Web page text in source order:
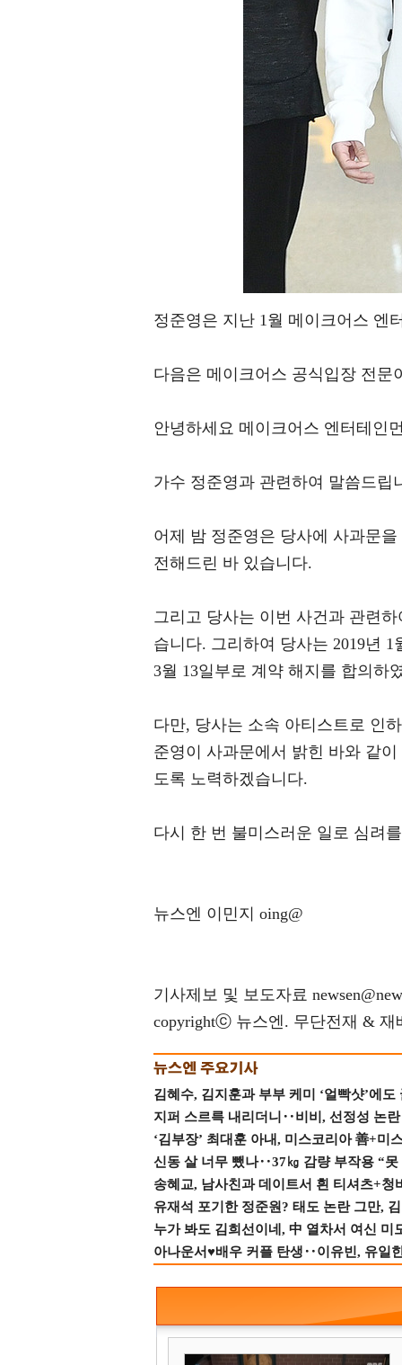
정준영은 지난 1월 메이크어스 엔
다음은 메이크어스 공식입장 전문
안녕하세요 메이크어스 엔터테인
가수 정준영과 관련하여 말씀드립
어제 밤 정준영은 당사에 사과문
전해드린 바 있습니다.
그리고 당사는 이번 사건과 관련
습니다. 그리하여 당사는 2019년
3월 13일부로 계약 해지를 합의하
다만, 당사는 소속 아티스트로 인
준영이 사과문에서 밝힌 바와 같
도록 노력하겠습니다.
다시 한 번 불미스러운 일로 심려
뉴스엔 이민지 oing@
기사제보 및 보도자료
copyrightⓒ 뉴스엔. 무단전재 & 재
김혜수, 김지훈과 부부 케미 ‘얼빡샷’에도
지퍼 스르륵 내리더니‥비비, 선정성 논
‘김부장’ 최대훈 아내, 미스코리아 善+미
신동 살 너무 뺐나‥37㎏ 감량 부작용 “
송혜교, 남사친과 데이트서 흰 티셔츠+
유재석 포기한 정준원? 태도 논란 그만,
누가 봐도 김희선이네, 中 열차서 여신 미
아나운서♥배우 커플 탄생‥이유빈, 유일